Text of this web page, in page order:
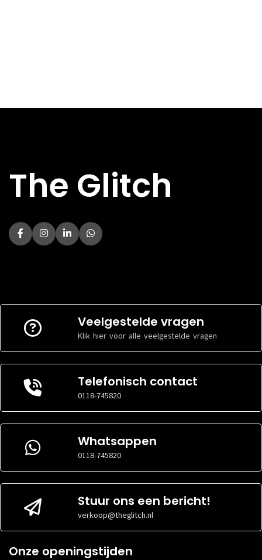
The Glitch
Veelgestelde vragen
Klik hier voor alle veelgestelde vragen
Telefonisch contact
0118-745820
Whatsappen
0118-745820
Stuur ons een bericht!
verkoop@theglitch.nl
Onze openingstijden